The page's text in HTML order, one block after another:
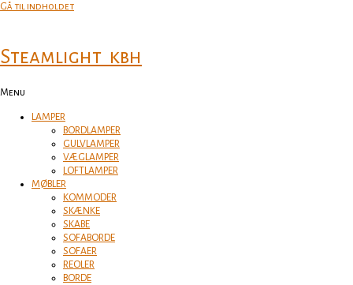
Gå til indholdet
Steamlight_kbh
Menu
LAMPER
BORDLAMPER
GULVLAMPER
VÆGLAMPER
LOFTLAMPER
MØBLER
KOMMODER
SKÆNKE
SKABE
SOFABORDE
SOFAER
REOLER
BORDE